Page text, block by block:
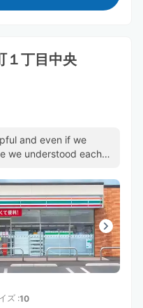
１丁目中央
and even if we
we understood each
ズ :10